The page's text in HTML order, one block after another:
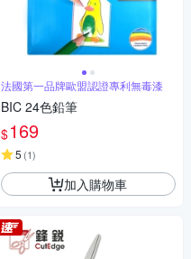
法國第一品牌歐盟認證專利無毒漆
BIC 24色鉛筆
$169
5 (1)
加入購物車